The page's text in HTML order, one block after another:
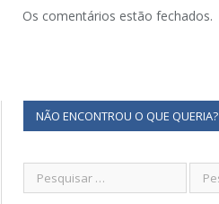
Os comentários estão fechados.
NÃO ENCONTROU O QUE QUERIA?